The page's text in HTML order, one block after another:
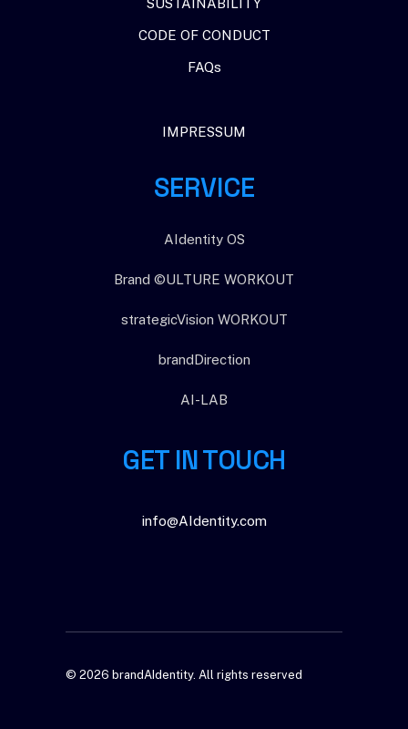
SUSTAINABILITY
CODE OF CONDUCT
FAQs
IMPRESSUM
SERVICE
AIdentity OS
Brand ©ULTURE WORKOUT
strategicVision WORKOUT
brandDirection
AI-LAB
GET IN TOUCH
info@AIdentity.com
© 2026 brandAIdentity. All rights reserved